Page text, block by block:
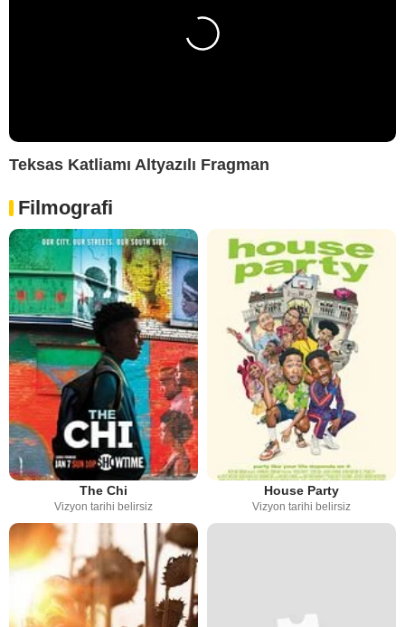
Teksas Katliamı Altyazılı Fragman
Filmografi
The Chi
Vizyon tarihi belirsiz
House Party
Vizyon tarihi belirsiz